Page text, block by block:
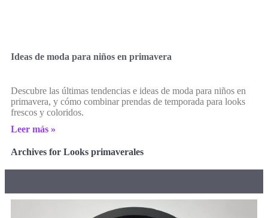
Ideas de moda para niños en primavera
Descubre las últimas tendencias e ideas de moda para niños en
primavera, y cómo combinar prendas de temporada para looks
frescos y coloridos.
Leer más »
Archives for Looks primaverales